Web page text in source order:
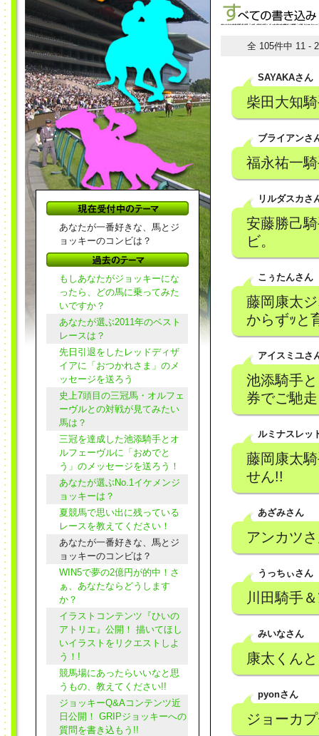
あなたが一番好きな、馬とジ
ョッキーのコンビは？
もしあなたがジョッキーにな
ったら、どの馬に乗ってみた
いですか？
あなたが選ぶ2011年のベスト
レースは？
先日引退をしたレッドディザ
イアに「おつかれさま」のメ
ッセージを送ろう
史上7頭目の三冠馬・オルフェ
ーヴルとの対戦が見てみたい
馬は？
三冠を達成した池添騎手とオ
ルフェーヴルに「おめでと
う」のメッセージを送ろう！
あなたが選ぶNo.1イケメンジ
ョッキーは？
夏競馬で思い出に残っている
レースを教えてください！
あなたが一番好きな、馬とジ
ョッキーのコンビは？
WIN5で夢の2億円が的中！さ
ぁ、あなたならどうします
か？
イラストコンテンツ『ひいの
アトリエ』公開！ 描いてほし
いイラストをリクエストしよ
う！!
競馬場にあったらいいなと思
うもの、教えてください!!
ジョッキーQ&Aコンテンツ近
日公開！ GRIPジョッキーへの
質問を書き込もう!!
全 105件中 11 -
SAYAKAさん
柴田大知
ブライアンさ
福永祐一
リルダスカさ
安藤勝己
ビ。
こぅたんさん
藤岡康太
からずｯと
アイスミユさ
池添騎手
券でご馳
ルミナスレッ
藤岡康太
せん!!
あざみさん
アンカツ
うっちぃさん
川田騎手
みいなさん
康太くん
pyonさん
ジョーカ